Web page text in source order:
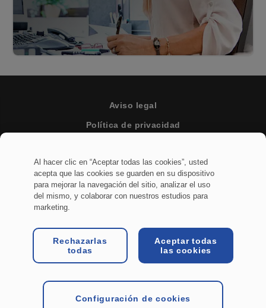
Aviso legal
Política de privacidad
Políticas y avisos legales
Configuración de cookies
Al hacer clic en “Aceptar todas las cookies”, usted
acepta que las cookies se guarden en su dispositivo
para mejorar la navegación del sitio, analizar el uso
del mismo, y colaborar con nuestros estudios para
marketing.
Aceptar todas
las cookies
Rechazarlas
todas
Configuración de cookies